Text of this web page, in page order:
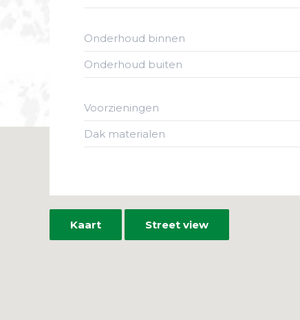
Onderhoud binnen
Onderhoud buiten
Voorzieningen
Dak materialen
Kaart Street view